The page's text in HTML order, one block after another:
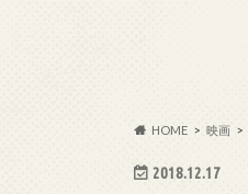
HOME 映画
2018.12.17